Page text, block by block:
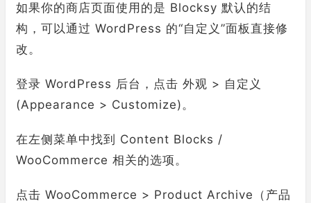
如果你的商店页面使用的是 Blocksy 默认的结
构，可以通过 WordPress 的“自定义”面板直接修
改。
登录 WordPress 后台，点击 外观 > 自定义
(Appearance > Customize)。
在左侧菜单中找到 Content Blocks /
WooCommerce 相关的选项。
点击 WooCommerce > Product Archive（产品